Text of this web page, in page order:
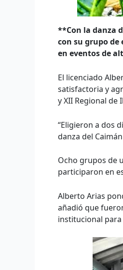
**Con la danza
con su grupo
en eventos de
El licenciado
satisfactoria y
y XII Regional de
“Eligieron a dos
danza del
Ocho grupos de
participaron en
Alberto Arias
añadió que
institucional